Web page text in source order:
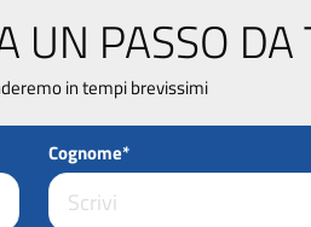
UN PASSO DA
in tempi brevissimi
Cognome*